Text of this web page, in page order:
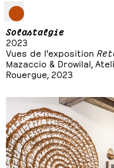
Solastalgie
2023
Vues de l'exposition
Mazaccio & Drowilal,
Rouergue, 2023